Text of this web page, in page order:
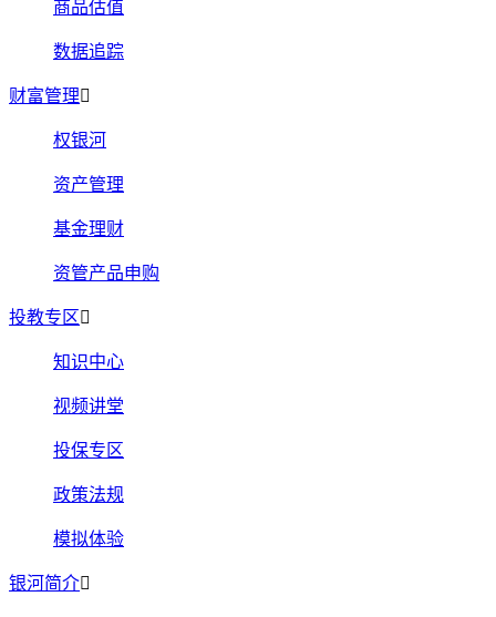
商品估值
数据追踪
财富管理
权银河
资产管理
基金理财
资管产品申购
投教专区
知识中心
视频讲堂
投保专区
政策法规
模拟体验
银河简介